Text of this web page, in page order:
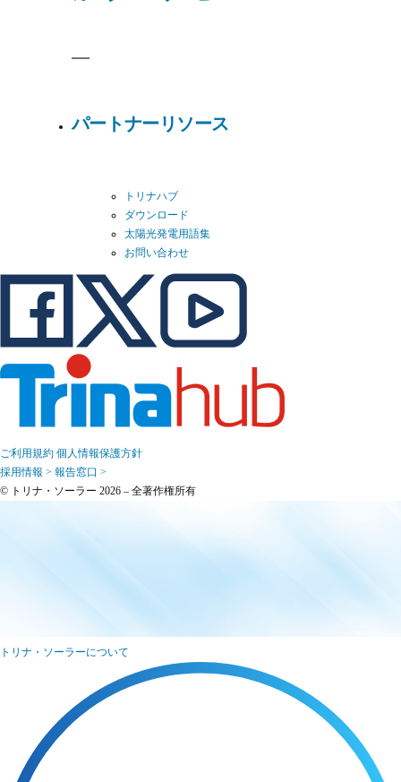
パートナーリソース
トリナハブ
ダウンロード
太陽光発電用語集
お問い合わせ
ご利用規約 個人情報保護方針
採用情報 > 報告窓口 >
© トリナ・ソーラー 2026 – 全著作権所有
トリナ・ソーラーについて